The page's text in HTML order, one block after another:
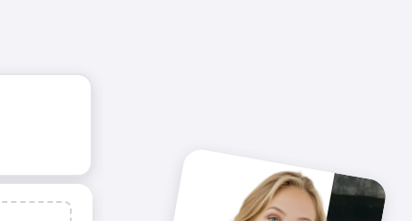
Pagkatapos